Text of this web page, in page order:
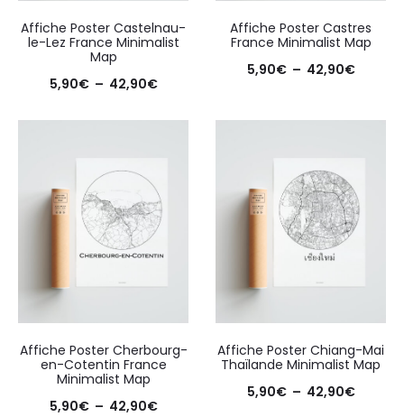
Affiche Poster Castelnau-
le-Lez France Minimalist
Map
5,90€ – 42,90€Plage
à
42,90€
Affiche Poster Castres
France Minimalist Map
5,90€ – 42,90€Plage
prix :
42,90€
Affiche Poster Cherbourg-
en-Cotentin France
Minimalist Map
5,90€ – 42,90€Plage
Affiche Poster Chiang-Mai
Thaïlande Minimalist Map
5,90€ – 42,90€Plage